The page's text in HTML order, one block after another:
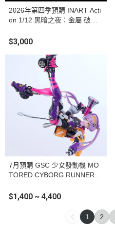
2026年第四季預購 INART Acti
on 1/12 黑暗之夜：金屬 破曉
$3,000
7月預購 GSC 少女發動機 MO
TORED CYBORG RUNNER S
可動完成品
$1,400 ~ 4,400
1 2